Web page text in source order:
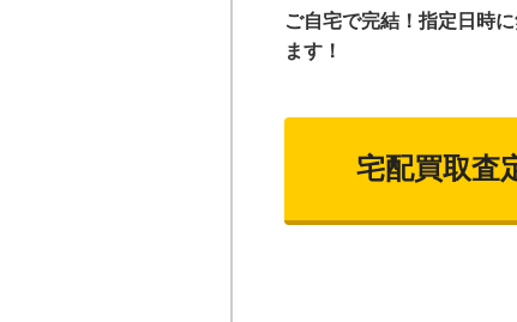
ご自宅で完結！指定日時
ます！
宅配買取査